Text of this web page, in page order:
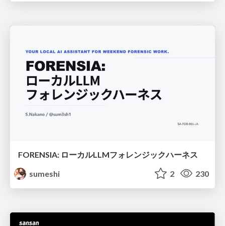
FORENSIA: ローカルLLMフォレンジックハーネス
sumeshi
2 230